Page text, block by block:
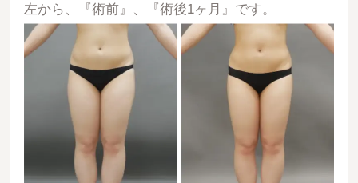
左から、『術前』、『術後1ヶ月』です。